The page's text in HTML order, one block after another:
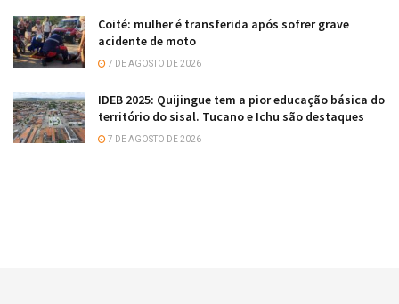
Coité: mulher é transferida após sofrer grave
acidente de moto
7 DE AGOSTO DE 2026
IDEB 2025: Quijingue tem a pior educação básica do
território do sisal. Tucano e Ichu são destaques
7 DE AGOSTO DE 2026